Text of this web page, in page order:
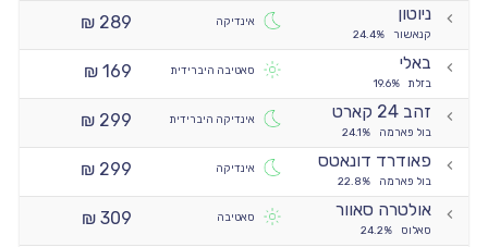
ניוטון
קנאשור 24.4%
אינדיקה
289 ₪
באלי
בזלת 19.6%
סאטיבה היברידית
169 ₪
זהב 24 קארט
בול פארמה 24.1%
אינדיקה היברידית
299 ₪
פאודרד דונאטס
בול פארמה 22.8%
אינדיקה
299 ₪
אולטרה סאוור
סאלוס 24.2%
סאטיבה
309 ₪